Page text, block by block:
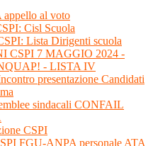
appello al voto
Cisl Scuola
Lista Dirigenti scuola
CSPI 7 MAGGIO 2024 -
- LISTA IV
presentazione Candidati
sindacali CONFAIL
CSPI
FGU-ANPA personale ATA